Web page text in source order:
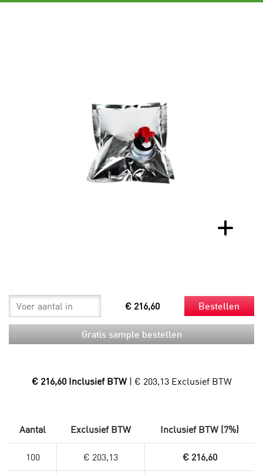
€ 216,60 Bestellen
Gratis sample bestellen
€ 216,60 Inclusief BTW | € 203,13 Exclusief BTW
Aantal Exclusief BTW Inclusief BTW (7%)
100 € 203,13 € 216,60